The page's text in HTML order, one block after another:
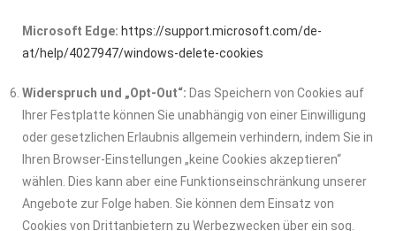
Microsoft Edge: https://support.microsoft.com/de-
at/help/4027947/windows-delete-cookies
Widerspruch und „Opt-Out“: Das Speichern von Cookies auf
Ihrer Festplatte können Sie unabhängig von einer Einwilligung
oder gesetzlichen Erlaubnis allgemein verhindern, indem Sie in
Ihren Browser-Einstellungen „keine Cookies akzeptieren“
wählen. Dies kann aber eine Funktionseinschränkung unserer
Angebote zur Folge haben. Sie können dem Einsatz von
Cookies von Drittanbietern zu Werbezwecken über ein sog.